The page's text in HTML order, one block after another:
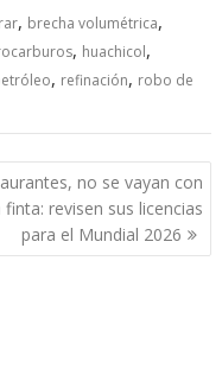
, brecha volumétrica,
, huachicol,
, refinación, robo de
no se vayan con
finta: revisen sus licencias
para el Mundial 2026